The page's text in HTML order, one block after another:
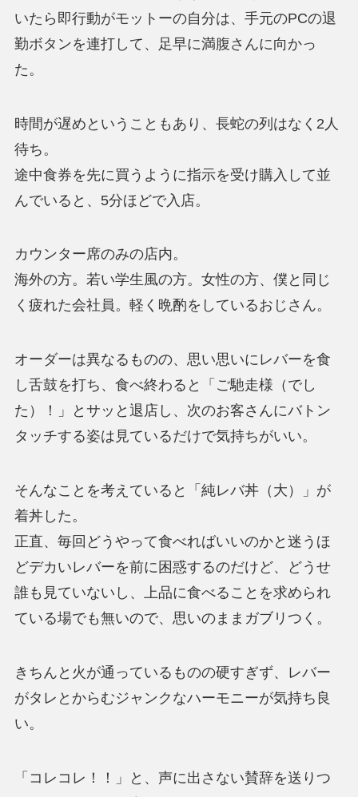
いたら即行動がモットーの自分は、手元のPCの退
勤ボタンを連打して、足早に満腹さんに向かっ
た。
時間が遅めということもあり、長蛇の列はなく2人
待ち。
途中食券を先に買うように指示を受け購入して並
んでいると、5分ほどで入店。
カウンター席のみの店内。
海外の方。若い学生風の方。女性の方、僕と同じ
く疲れた会社員。軽く晩酌をしているおじさん。
オーダーは異なるものの、思い思いにレバーを食
し舌鼓を打ち、食べ終わると「ご馳走様（でし
た）！」とサッと退店し、次のお客さんにバトン
タッチする姿は見ているだけで気持ちがいい。
そんなことを考えていると「純レバ丼（大）」が
着丼した。
正直、毎回どうやって食べればいいのかと迷うほ
どデカいレバーを前に困惑するのだけど、どうせ
誰も見ていないし、上品に食べることを求められ
ている場でも無いので、思いのままガブリつく。
きちんと火が通っているものの硬すぎず、レバー
がタレとからむジャンクなハーモニーが気持ち良
い。
「コレコレ！！」と、声に出さない賛辞を送りつ